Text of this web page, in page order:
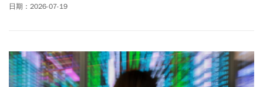
破6000億大關來到5879.63億元，目前融資維持率降到約147%，不
銀行領」。在基本面並沒有改變的情況下，呂仁傑建議投資人本週
操作要奉行去槓桿，別砍在阿呆谷以及季線下分批布局的策略。
日期：2026-07-19